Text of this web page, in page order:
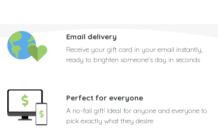
Email delivery
Receive your gift card in your email instantly,
ready to brighten someone's day in seconds
Perfect for everyone
A no-fail gift! Ideal for anyone and everyone to
pick exactly what they desire